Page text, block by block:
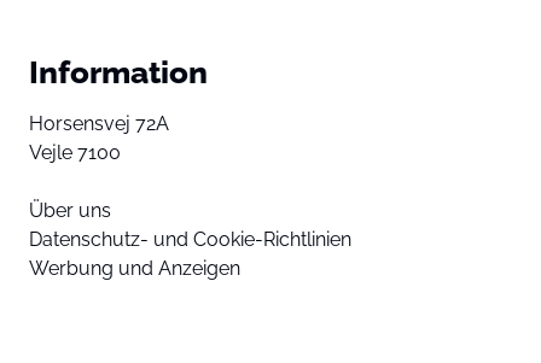
Information
Horsensvej 72A
Vejle 7100
Über uns
Datenschutz- und Cookie-Richtlinien
Werbung und Anzeigen